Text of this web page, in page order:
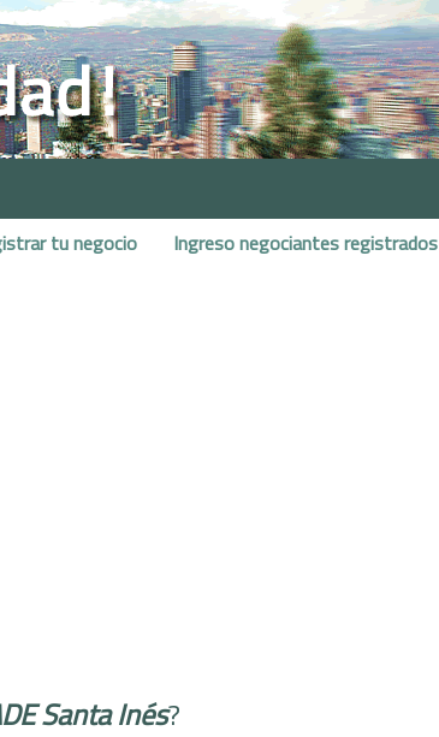
tu negocio Ingreso negociantes registrados
Santa Inés?